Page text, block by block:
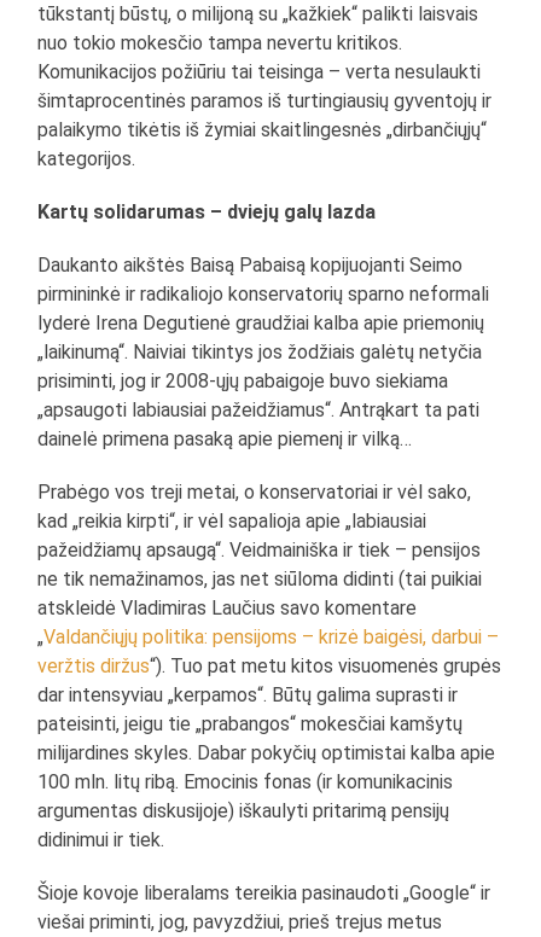
tūkstantį būstų, o milijoną su „kažkiek“ palikti laisvais
nuo tokio mokesčio tampa nevertu kritikos.
Komunikacijos požiūriu tai teisinga – verta nesulaukti
šimtaprocentinės paramos iš turtingiausių gyventojų ir
palaikymo tikėtis iš žymiai skaitlingesnės „dirbančiųjų“
kategorijos.
Kartų solidarumas – dviejų galų lazda
Daukanto aikštės Baisą Pabaisą kopijuojanti Seimo
pirmininkė ir radikaliojo konservatorių sparno neformali
lyderė Irena Degutienė graudžiai kalba apie priemonių
„laikinumą“. Naiviai tikintys jos žodžiais galėtų netyčia
prisiminti, jog ir 2008-ųjų pabaigoje buvo siekiama
„apsaugoti labiausiai pažeidžiamus“. Antrąkart ta pati
dainelė primena pasaką apie piemenį ir vilką…
Prabėgo vos treji metai, o konservatoriai ir vėl sako,
kad „reikia kirpti“, ir vėl sapalioja apie „labiausiai
pažeidžiamų apsaugą“. Veidmainiška ir tiek – pensijos
ne tik nemažinamos, jas net siūloma didinti (tai puikiai
atskleidė Vladimiras Laučius savo komentare
„Valdančiųjų politika: pensijoms – krizė baigėsi, darbui –
veržtis diržus“). Tuo pat metu kitos visuomenės grupės
dar intensyviau „kerpamos“. Būtų galima suprasti ir
pateisinti, jeigu tie „prabangos“ mokesčiai kamšytų
milijardines skyles. Dabar pokyčių optimistai kalba apie
100 mln. litų ribą. Emocinis fonas (ir komunikacinis
argumentas diskusijoje) iškaulyti pritarimą pensijų
didinimui ir tiek.
Šioje kovoje liberalams tereikia pasinaudoti „Google“ ir
viešai priminti, jog, pavyzdžiui, prieš trejus metus